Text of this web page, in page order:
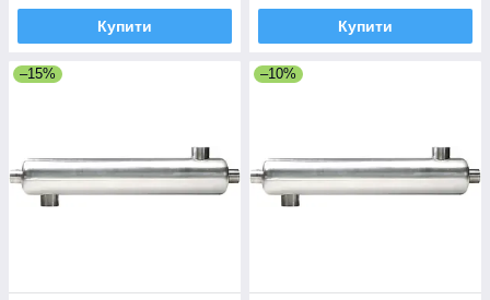
Купити Купити
–15% –10%